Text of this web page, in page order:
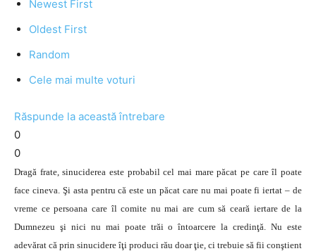
Newest First
Oldest First
Random
Cele mai multe voturi
Răspunde la această întrebare
0
0
Dragă frate, sinuciderea este probabil cel mai mare păcat pe care îl poate
face cineva. Şi asta pentru că este un păcat care nu mai poate fi iertat – de
vreme ce persoana care îl comite nu mai are cum să ceară iertare de la
Dumnezeu şi nici nu mai poate trăi o întoarcere la credinţă. Nu este
adevărat că prin sinucidere îţi produci rău doar ţie, ci trebuie să fii conştient